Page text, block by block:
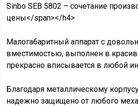
Sinbo SEB 5802 – сочетание
цены</span></h4>
Малогабаритный аппарат с
вместимостью, выполнен в
прекрасно вписывается в любой
Благодаря металлическому
надежно защищено от любого